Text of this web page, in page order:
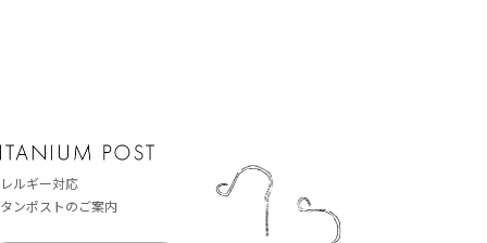
ルギー対応
ンポストのご案内